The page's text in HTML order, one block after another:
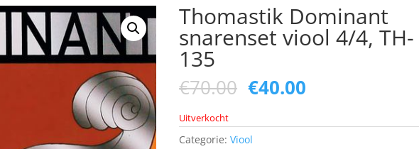
Thomastik Dominant
snarenset viool 4/4, TH-
135
€70.00 Oorspronkelijke
prijs
€70.00.
€40.00
€40.00.
Uitverkocht
Categorie:Viool